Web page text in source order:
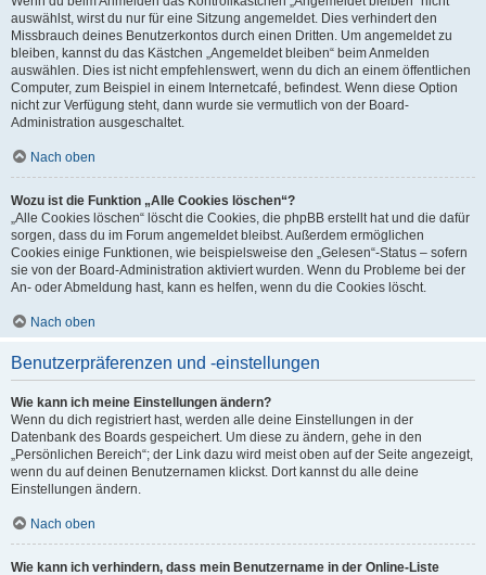
auswählst, wirst du nur für eine Sitzung angemeldet. Dies verhindert den
Missbrauch deines Benutzerkontos durch einen Dritten. Um angemeldet zu
bleiben, kannst du das Kästchen „Angemeldet bleiben“ beim Anmelden
auswählen. Dies ist nicht empfehlenswert, wenn du dich an einem öffentlichen
Computer, zum Beispiel in einem Internetcafé, befindest. Wenn diese Option
nicht zur Verfügung steht, dann wurde sie vermutlich von der Board-
Administration ausgeschaltet.
Nach oben
Wozu ist die Funktion „Alle Cookies löschen“?
„Alle Cookies löschen“ löscht die Cookies, die phpBB erstellt hat und die dafür
sorgen, dass du im Forum angemeldet bleibst. Außerdem ermöglichen
Cookies einige Funktionen, wie beispielsweise den „Gelesen“-Status – sofern
sie von der Board-Administration aktiviert wurden. Wenn du Probleme bei der
An- oder Abmeldung hast, kann es helfen, wenn du die Cookies löscht.
Nach oben
Benutzerpräferenzen und -einstellungen
Wie kann ich meine Einstellungen ändern?
Wenn du dich registriert hast, werden alle deine Einstellungen in der
Datenbank des Boards gespeichert. Um diese zu ändern, gehe in den
„Persönlichen Bereich“; der Link dazu wird meist oben auf der Seite angezeigt,
wenn du auf deinen Benutzernamen klickst. Dort kannst du alle deine
Einstellungen ändern.
Nach oben
Wie kann ich verhindern, dass mein Benutzername in der Online-Liste